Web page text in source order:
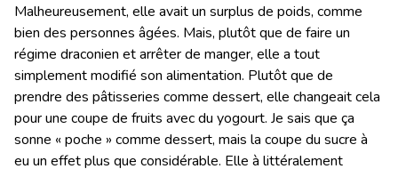
Malheureusement, elle avait un surplus de poids, comme
bien des personnes âgées. Mais, plutôt que de faire un
régime draconien et arrêter de manger, elle a tout
simplement modifié son alimentation. Plutôt que de
prendre des pâtisseries comme dessert, elle changeait cela
pour une coupe de fruits avec du yogourt. Je sais que ça
sonne « poche » comme dessert, mais la coupe du sucre à
eu un effet plus que considérable. Elle à littéralement